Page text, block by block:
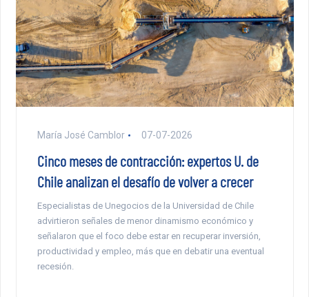
María José Camblor 07-07-2026
Cinco meses de contracción: expertos U. de
Chile analizan el desafío de volver a crecer
Especialistas de Unegocios de la Universidad de Chile
advirtieron señales de menor dinamismo económico y
señalaron que el foco debe estar en recuperar inversión,
productividad y empleo, más que en debatir una eventual
recesión.